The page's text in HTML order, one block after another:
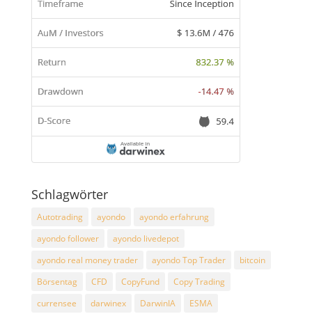
Schlagwörter
Autotrading ayondo
ayondo erfahrung
ayondo follower
ayondo livedepot
ayondo real money trader
ayondo Top Trader
bitcoin
Börsentag
CFD CopyFund
Copy Trading
currensee
darwinex DarwinIA
ESMA